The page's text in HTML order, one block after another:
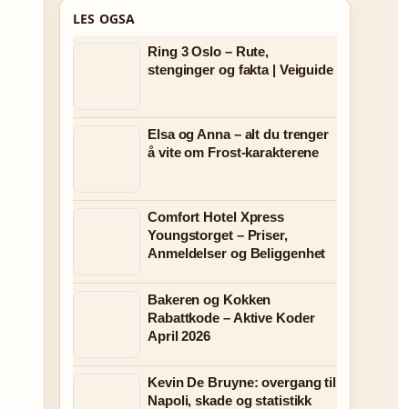
LES OGSA
Ring 3 Oslo – Rute,
stenginger og fakta | Veiguide
Elsa og Anna – alt du trenger
å vite om Frost-karakterene
Comfort Hotel Xpress
Youngstorget – Priser,
Anmeldelser og Beliggenhet
Bakeren og Kokken
Rabattkode – Aktive Koder
April 2026
Kevin De Bruyne: overgang til
Napoli, skade og statistikk